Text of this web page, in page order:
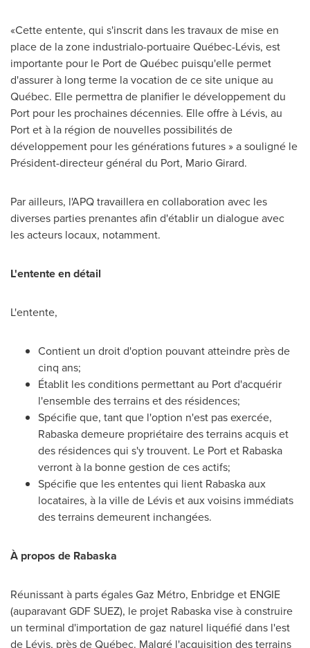
«Cette entente, qui s'inscrit dans les travaux de mise en
place de la zone industrialo-portuaire Québec-Lévis, est
importante pour le Port de Québec puisqu'elle permet
d'assurer à long terme la vocation de ce site unique au
Québec. Elle permettra de planifier le développement du
Port pour les prochaines décennies. Elle offre à Lévis, au
Port et à la région de nouvelles possibilités de
développement pour les générations futures » a souligné le
Président-directeur général du Port, Mario Girard.
Par ailleurs, l'APQ travaillera en collaboration avec les
diverses parties prenantes afin d'établir un dialogue avec
les acteurs locaux, notamment.
L'entente en détail
L'entente,
Contient un droit d'option pouvant atteindre près de
cinq ans;
Établit les conditions permettant au Port d'acquérir
l'ensemble des terrains et des résidences;
Spécifie que, tant que l'option n'est pas exercée,
Rabaska demeure propriétaire des terrains acquis et
des résidences qui s'y trouvent. Le Portet Rabaska
verront à la bonne gestion de ces actifs;
Spécifie que les ententes qui lient Rabaska aux
locataires, à la ville de Lévis et aux voisins immédiats
des terrains demeurent inchangées.
À propos de Rabaska
Réunissant à parts égales Gaz Métro, Enbridge et ENGIE
(auparavant GDF SUEZ), le projet Rabaska vise à construire
un terminal d'importation de gaz naturel liquéfié dans l'est
de Lévis, près de Québec. Malgré l'acquisition des terrains